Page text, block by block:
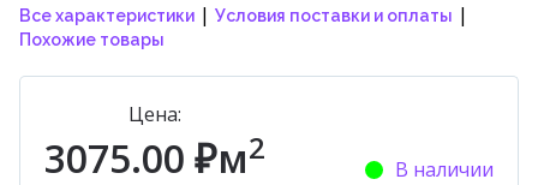
Все характеристики | Условия поставки и оплаты |
Похожие товары
Цена:
3075.00 ₽м2
В наличии